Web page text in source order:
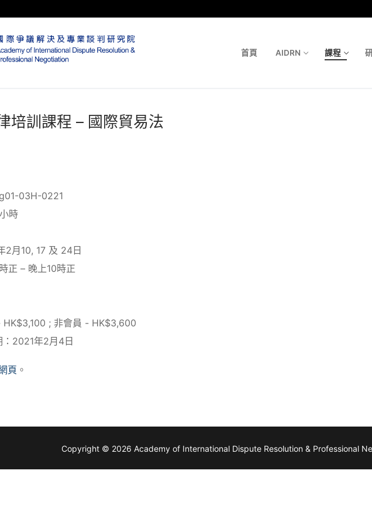
首頁 AIDRN 課程
培訓課程 – 國際貿易法
03H-0221
時
2月10, 17 及 24日
正 – 晚上10時正
HK$3,100 ; 非會員 - HK$3,600
：2021年2月4日
頁 。
Copyright © 2026 Academy of International Dispute Resolution & Professional